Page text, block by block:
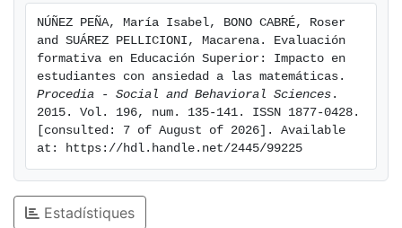
NÚÑEZ PEÑA, María Isabel, BONO CABRÉ, Roser
and SUÁREZ PELLICIONI, Macarena. Evaluación
formativa en Educación Superior: Impacto en
Procedia - Social and Behavioral Sciences .
2015. Vol. 196, num. 135-141. ISSN 1877-0428.
[consulted: 7 of August of 2026]. Available
at: https://hdl.handle.net/2445/99225
Estadístiques